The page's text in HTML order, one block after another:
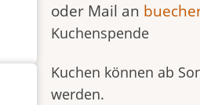
oder Mail an
Kuchenspende
Kuchen können ab
werden.